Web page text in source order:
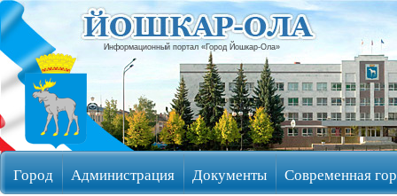
Информационный портал «Город Йошкар-Ола»
Город Администрация Документы Современная